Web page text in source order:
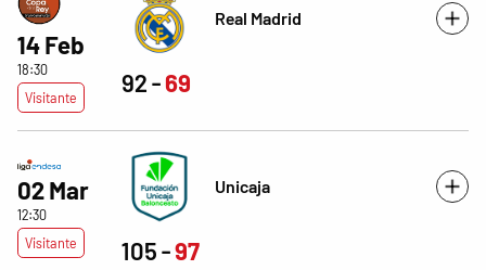
14 Feb
18:30
Visitante
Real Madrid
92 69
02 Mar
12:30
Visitante
Unicaja
105 97